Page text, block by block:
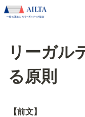
リーガル
る原則
【前文】